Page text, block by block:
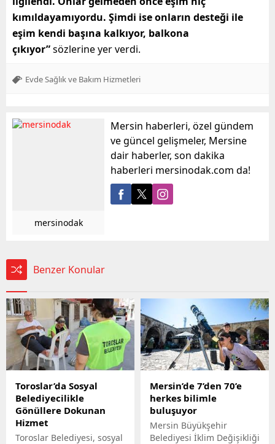
kımıldayamıyordu. Şimdi ise onların desteği ile
eşim kendi başına kalkıyor, balkona
çıkıyor”sözlerine yer verdi.
Evde Sağlık ve Bakım Hizmetleri
mersinodak
Mersin haberleri, özel gündem
ve güncel gelişmeler, Mersine
dair haberler, son dakika
haberleri mersinodak.com da!
Benzer Konular
Toroslar’da Sosyal
Belediyecilikle
Gönüllere Dokunan
Hizmet
Toroslar Belediyesi, sosyal
Mersin’de 7’den 70’e
herkes bilimle
buluşuyor
Mersin Büyükşehir
Belediyesi İklim Değişikliği